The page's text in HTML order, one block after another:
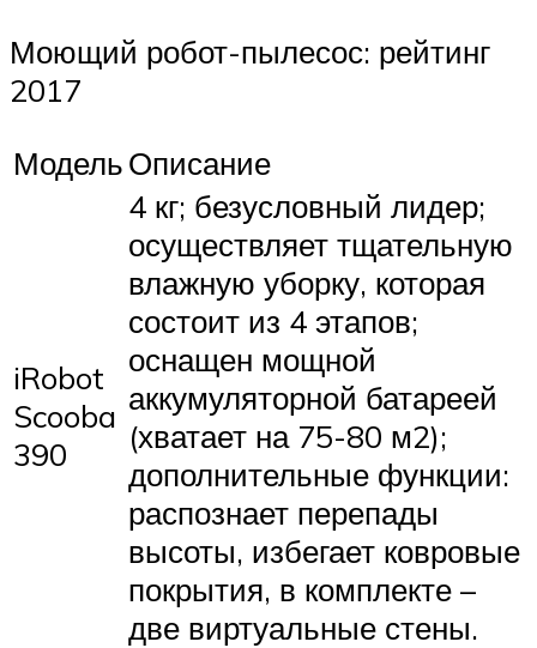
Моющий робот-пылесос: рейтинг
2017
МодельОписание
iRobot
Scooba
390
4 кг; безусловный лидер;
осуществляет тщательную
влажную уборку, которая
состоит из 4 этапов;
оснащен мощной
аккумуляторной батареей
(хватает на 75-80 м2);
дополнительные функции:
распознает перепады
высоты, избегает ковровые
покрытия, в комплекте –
две виртуальные стены.